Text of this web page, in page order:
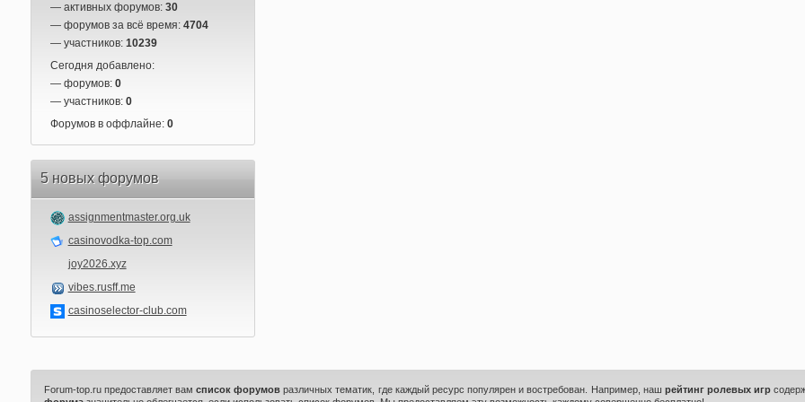
— активных форумов: 30
— форумов за всё время: 4704
— участников: 10239
Сегодня добавлено:
— форумов: 0
— участников: 0
Форумов в оффлайне: 0
5 новых форумов
assignmentmaster.org.uk
casinovodka-top.com
joy2026.xyz
vibes.rusff.me
casinoselector-club.com
Forum-top.ru предоставляет вамсписок форумов различных тематик, где каждый ресурс популярен и востребован. Например, наш рейтинг ролевых игр